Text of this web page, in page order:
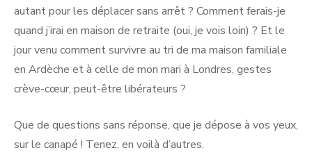
autant pour les déplacer sans arrêt ? Comment ferais-je
quand j’irai en maison de retraite (oui, je vois loin) ? Et le
jour venu comment survivre au tri de ma maison familiale
en Ardèche et à celle de mon mari à Londres, gestes
crève-cœur, peut-être libérateurs ?
Que de questions sans réponse, que je dépose à vos yeux,
sur le canapé ! Tenez, en voilà d’autres.